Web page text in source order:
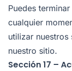
Puedes
cualquier
utilizar
nuestro sitio.
Sección 17 –